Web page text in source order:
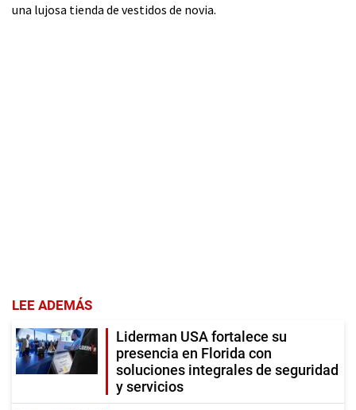
una lujosa tienda de vestidos de novia.
LEE ADEMÁS
Liderman USA fortalece su
presencia en Florida con
soluciones integrales de seguridad
y servicios